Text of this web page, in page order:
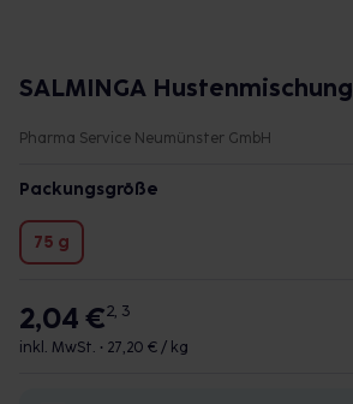
SALMINGA Hustenmischung
Pharma Service Neumünster GmbH
Packungsgröße
75 g
2,04 €2, 3
inkl. MwSt. • 27,20 € / kg